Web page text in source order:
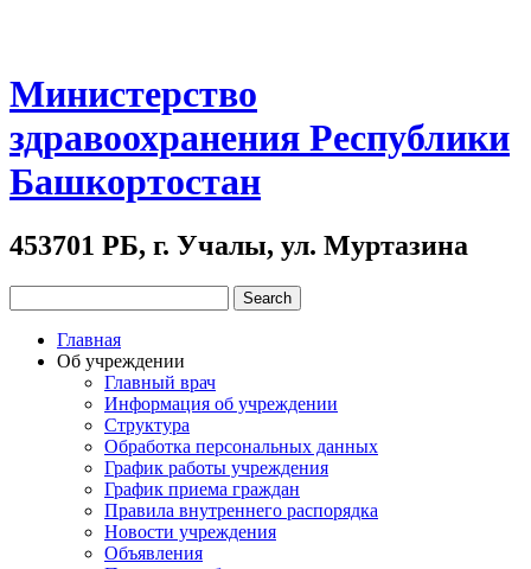
Министерство
здравоохранения Республики
Башкортостан
453701 РБ, г. Учалы, ул. Муртазина
Главная
Об учреждении
Главный врач
Информация об учреждении
Структура
Обработка персональных данных
График работы учреждения
График приема граждан
Правила внутреннего распорядка
Новости учреждения
Объявления